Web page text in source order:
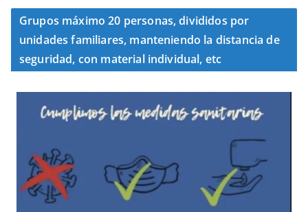
Grupos máximo 20 personas, divididos por
unidades familiares, manteniendo la distancia de
seguridad, con material individual, etc